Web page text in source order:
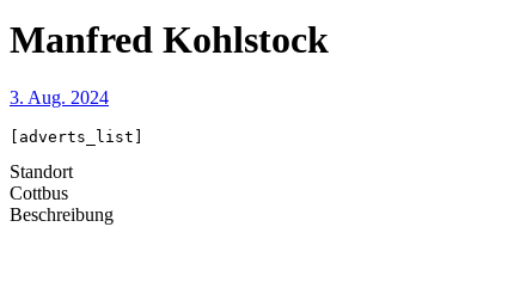
Manfred Kohlstock
3. Aug. 2024
[adverts_list]
Standort
Cottbus
Beschreibung